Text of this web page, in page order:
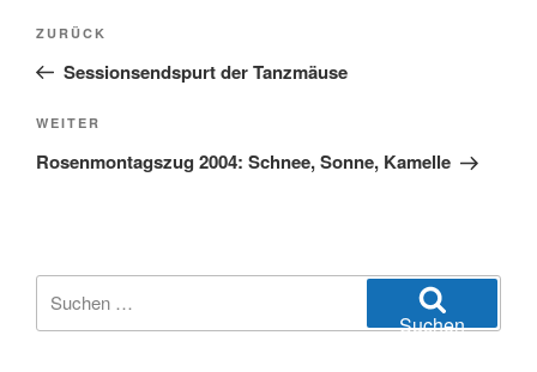
Beitragsnavigation
Vorheriger
Beitrag
ZURÜCK
Sessionsendspurt der Tanzmäuse
Nächster
Beitrag
WEITER
Rosenmontagszug 2004: Schnee, Sonne, Kamelle
nach:
Suchen